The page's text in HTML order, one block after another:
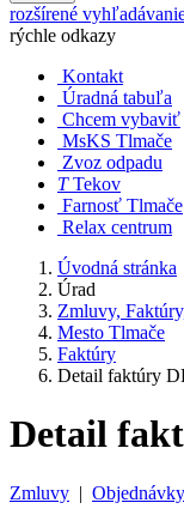
rozšírené
rýchle odkazy
Kontakt
Úradná tabuľa
Chcem vybaviť
MsKS Tlmače
Zvoz odpadu
T Tekov
Farnosť Tlmače
Relax centrum
Úvodná stránka
Úrad
Zmluvy,
Mesto Tlmače
Faktúry
Detail faktúry
Detail
Zmluvy | Objednávky